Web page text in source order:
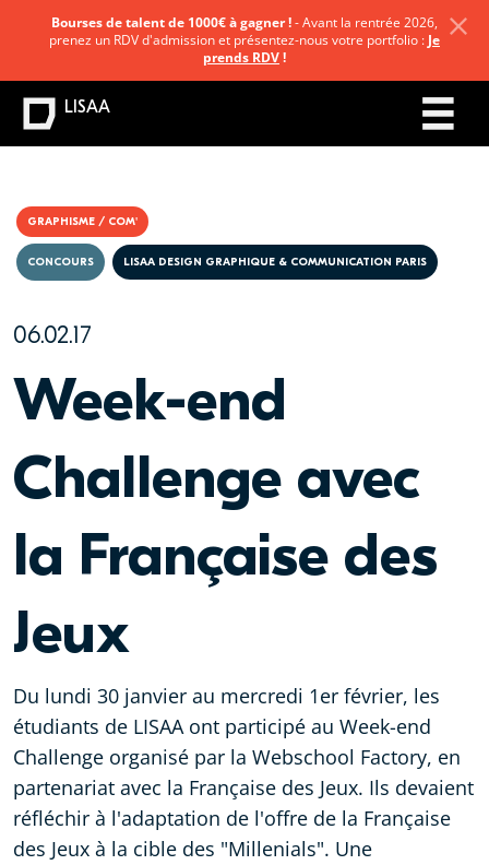
GRAPHISME / COM'
06.02.17
CONCOURS LISAA DESIGN GRAPHIQUE & COMMUNICATION PARIS
Week-end
Challenge avec
la Française des
Jeux
Du lundi 30 janvier au mercredi 1er février, les
étudiants de LISAA ont participé au Week-end
Challenge organisé par la Webschool Factory, en
partenariat avec la Française des Jeux. Ils devaient
réfléchir à l'adaptation de l'offre de la Française
des Jeux à la cible des "Millenials". Une
Bourses de talent de 1000€ à gagner !- Avant la rentrée 2026,
prenez un RDV d'admission et présentez-nous votre portfolio : Je
prends RDV!
LISAA